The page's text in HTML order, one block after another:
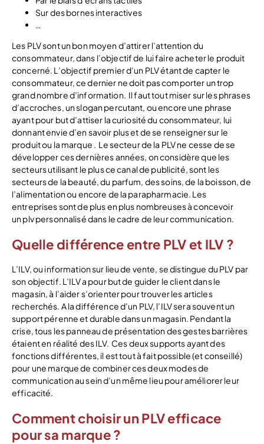
Sur des bornes interactives
…
Les PLV sont un bon moyen d’attirer l’attention du
consommateur, dans l’objectif de lui faire acheter le produit
concerné. L’objectif premier d’un PLV étant de capter le
consommateur, ce dernier ne doit pas comporter un trop
grand nombre d’information. Il faut tout miser sur les phrases
d’accroches, un slogan percutant, ou encore une phrase
ayant pour but d’attiser la curiosité du consommateur, lui
donnant envie d’en savoir plus et de se renseigner sur le
produit ou la marque . Le secteur de la PLV ne cesse de se
développer ces dernières années, on considère que les
secteurs utilisant le plus ce canal de publicité, sont les
secteurs de la beauté, du parfum, des soins, de la boisson, de
l’alimentation ou encore de la parapharmacie. Les
entreprises sont de plus en plus nombreuses à concevoir
un plv personnalisé dans le cadre de leur communication.
Quelle différence entre PLV et ILV ?
L’ILV, ou information sur lieu de vente, se distingue du PLV par
son objectif. L’ILV a pour but de guider le client dans le
magasin, à l’aider s’orienter pour trouver les articles
recherchés. A la différence d’un PLV, l’ILV sera souvent un
support pérenne et durable dans un magasin. Pendant la
crise, tous les panneau de présentation des gestes barrières
étaient en réalité des ILV. Ces deux supports ayant des
fonctions différentes, il est tout à fait possible (et conseillé)
pour une marque de combiner ces deux modes de
communication au sein d’un même lieu pour améliorer leur
efficacité.
Comment choisir un PLV efficace
pour sa marque ?